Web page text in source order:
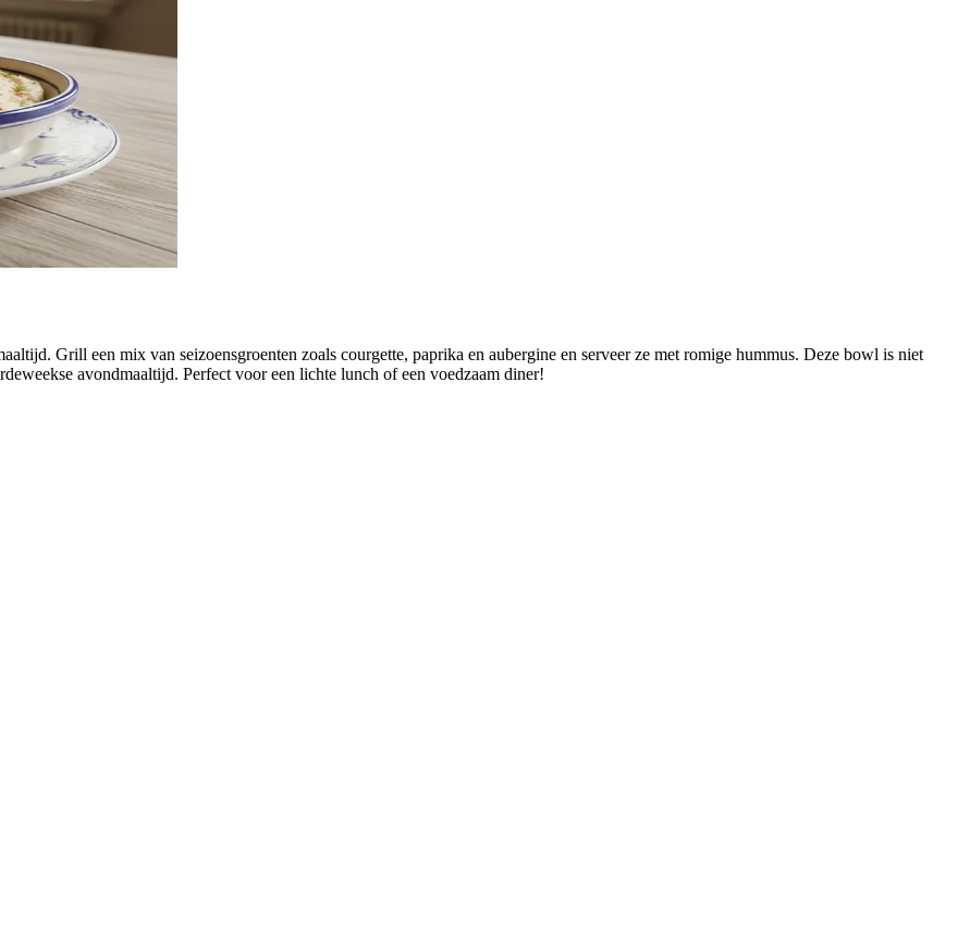
Grill een mix van seizoensgroenten zoals courgette, paprika en aubergine en serveer ze met romige hummus. Deze bowl is niet
avondmaaltijd. Perfect voor een lichte lunch of een voedzaam diner!